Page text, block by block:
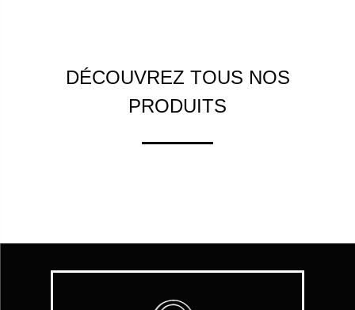
DÉCOUVREZ TOUS NOS
PRODUITS